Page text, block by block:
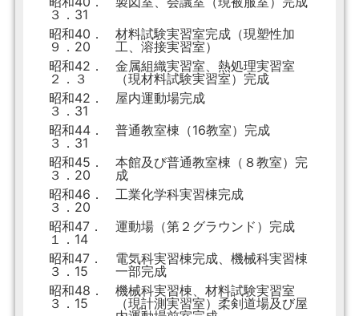
３．31
昭和40．
９．20
材料試験実習室完成（現塑性加
工、溶接実習室）
昭和42．
２．３
金属組織実習室、熱処理実習室
（現材料試験実習室）完成
昭和42．
３．31
屋内運動場完成
昭和44．
３．31
普通教室棟（16教室）完成
昭和45．
３．20
本館及び普通教室棟（８教室）完
成
昭和46．
３．20
工業化学科実習棟完成
昭和47．
１．14
運動場（第２グラウンド）完成
昭和47．
３．15
電気科実習棟完成、機械科実習棟
一部完成
昭和48．
３．15
機械科実習棟、材料試験実習室
（現計測実習室）柔剣道場及び屋